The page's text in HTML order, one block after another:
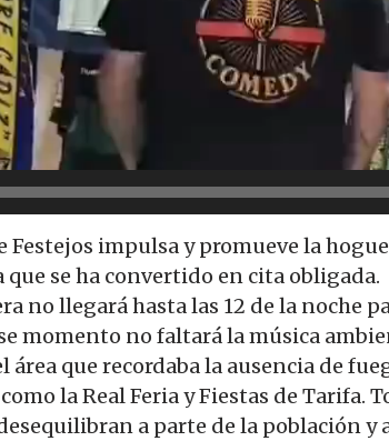
Festejos impulsa y promueve la
se ha convertido en cita obligada.
no llegará hasta las 12 de la noche
momento no faltará la música
que recordaba la ausencia de
la Real Feria y Fiestas de Tarifa.
a parte de la población y